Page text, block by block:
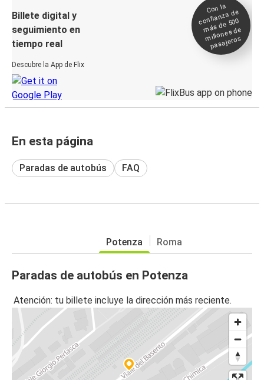
Billete digital y
seguimiento en
tiempo real
Descubre la App de Flix
Con la
confianza de
más de 500
millones de
pasajeros
En esta página
Paradas de autobús FAQ
Potenza Roma
Paradas de autobús en Potenza
Atención: tu billete incluye la dirección más reciente.